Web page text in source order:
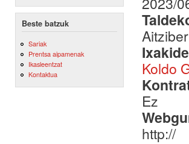
Beste batzuk
Sariak
Prentsa aipamenak
Ikasleentzat
Kontaktua
Koldo
Ez
http://